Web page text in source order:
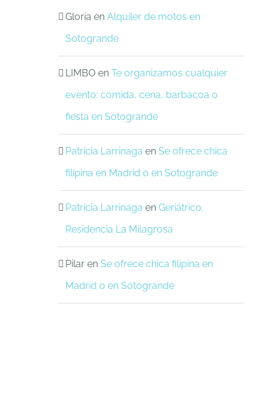
Gloria en Alquiler de motos en
Sotogrande
LIMBOen Te organizamos cualquier
evento: comida, cena, barbacoa o
fiesta en Sotogrande
Patricia Larrinaga en Se ofrece chica
filipina en Madrid o en Sotogrande
Patricia Larrinaga en Geriátrico.
Residencia La Milagrosa
Pilaren Se ofrece chica filipina en
Madrid o en Sotogrande